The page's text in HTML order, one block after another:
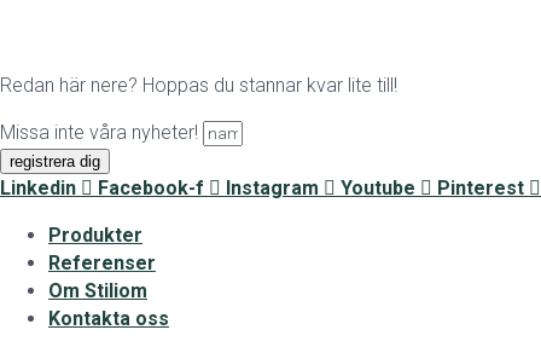
Redan här nere? Hoppas du stannar kvar lite till!
Missa inte våra nyheter!
registrera dig
Linkedin Facebook-f Instagram Youtube Pinterest
Produkter
Referenser
Om Stiliom
Kontakta oss